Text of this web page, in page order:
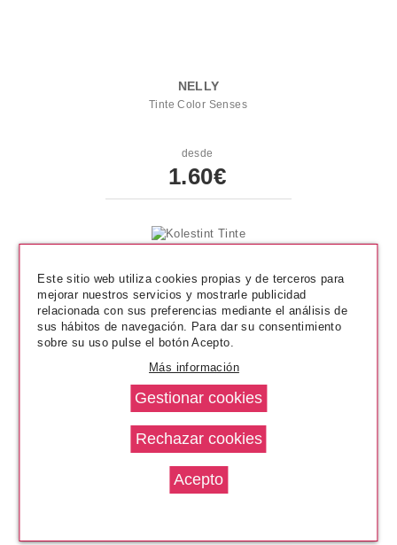
NELLY
Tinte Color Senses
desde
1.60€
WELLA KOLESTINT
Kolestint Tinte
Este sitio web utiliza cookies propias y de terceros para
mejorar nuestros servicios y mostrarle publicidad
relacionada con sus preferencias mediante el análisis de
sus hábitos de navegación. Para dar su consentimiento
sobre su uso pulse el botón Acepto.
Más información